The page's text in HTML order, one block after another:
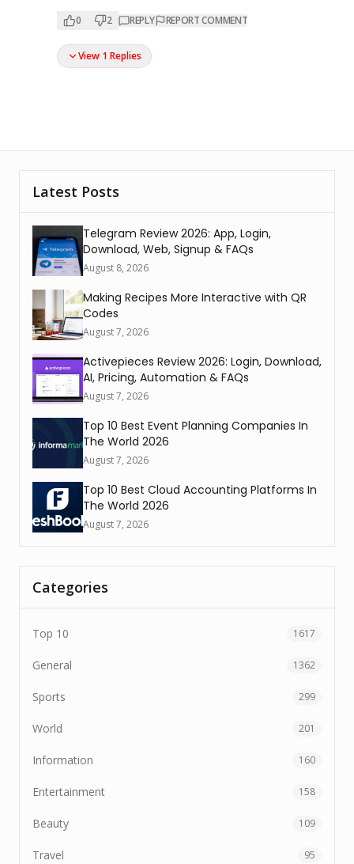
0 2 REPLY REPORT COMMENT
View 1 Replies
Latest Posts
Telegram Review 2026: App, Login,
Download, Web, Signup & FAQs
August 8, 2026
Making Recipes More Interactive with QR
Codes
August 7, 2026
Activepieces Review 2026: Login, Download,
AI, Pricing, Automation & FAQs
August 7, 2026
Top 10 Best Event Planning Companies In
The World 2026
August 7, 2026
Top 10 Best Cloud Accounting Platforms In
The World 2026
August 7, 2026
Categories
Top 10 1617
General 1362
Sports 299
World 201
Information 160
Entertainment 158
Beauty 109
Travel 95